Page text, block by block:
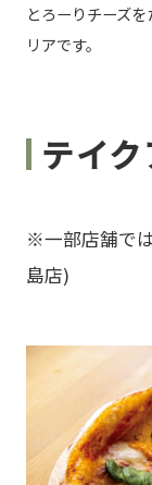
とろーりチーズ
リアです。
テイ
※一部店舗で
島店)